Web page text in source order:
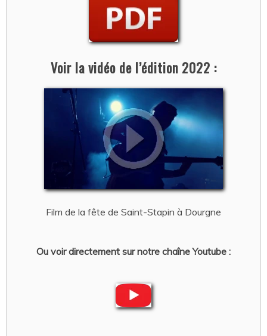
Voir la vidéo de l’édition 2022 :
Film de la fête de Saint-Stapin à Dourgne
Ou voir directement sur notre chaîne Youtube :